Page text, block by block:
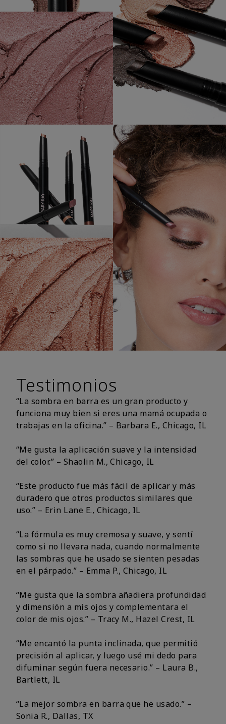
Testimonios
“La sombra en barra es un gran producto y
funciona muy bien si eres una mamá ocupada o
trabajas en la oficina.” – Barbara E., Chicago, IL
“Me gusta la aplicación suave y la intensidad
del color.” – Shaolin M., Chicago, IL
“Este producto fue más fácil de aplicar y más
duradero que otros productos similares que
uso.” – Erin Lane E., Chicago, IL
“La fórmula es muy cremosa y suave, y sentí
como si no llevara nada, cuando normalmente
las sombras que he usado se sienten pesadas
en el párpado.” – Emma P., Chicago, IL
“Me gusta que la sombra añadiera profundidad
y dimensión a mis ojos y complementara el
color de mis ojos.” – Tracy M., Hazel Crest, IL
“Me encantó la punta inclinada, que permitió
precisión al aplicar, y luego usé mi dedo para
difuminar según fuera necesario.” – Laura B.,
Bartlett, IL
“La mejor sombra en barra que he usado.” –
Sonia R., Dallas, TX